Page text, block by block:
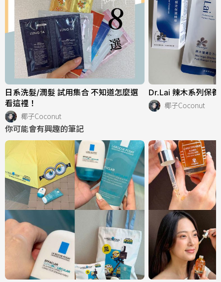
日系洗髮/潤髮 試用集合 不知道怎麼選
看這裡！
椰子Coconut
Dr.Lai 辣木系列保
椰子Coconut
你可能會有興趣的筆記